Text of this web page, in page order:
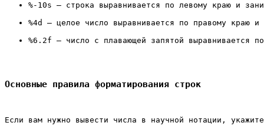
%-10s – строка выравнивается по левому краю и
%4d
– целое число выравнивается по правому краю
%6.2f – число с плавающей запятой выравнивается
Основные правила форматирования строк
Если вам нужно вывести числа в научной нотации,